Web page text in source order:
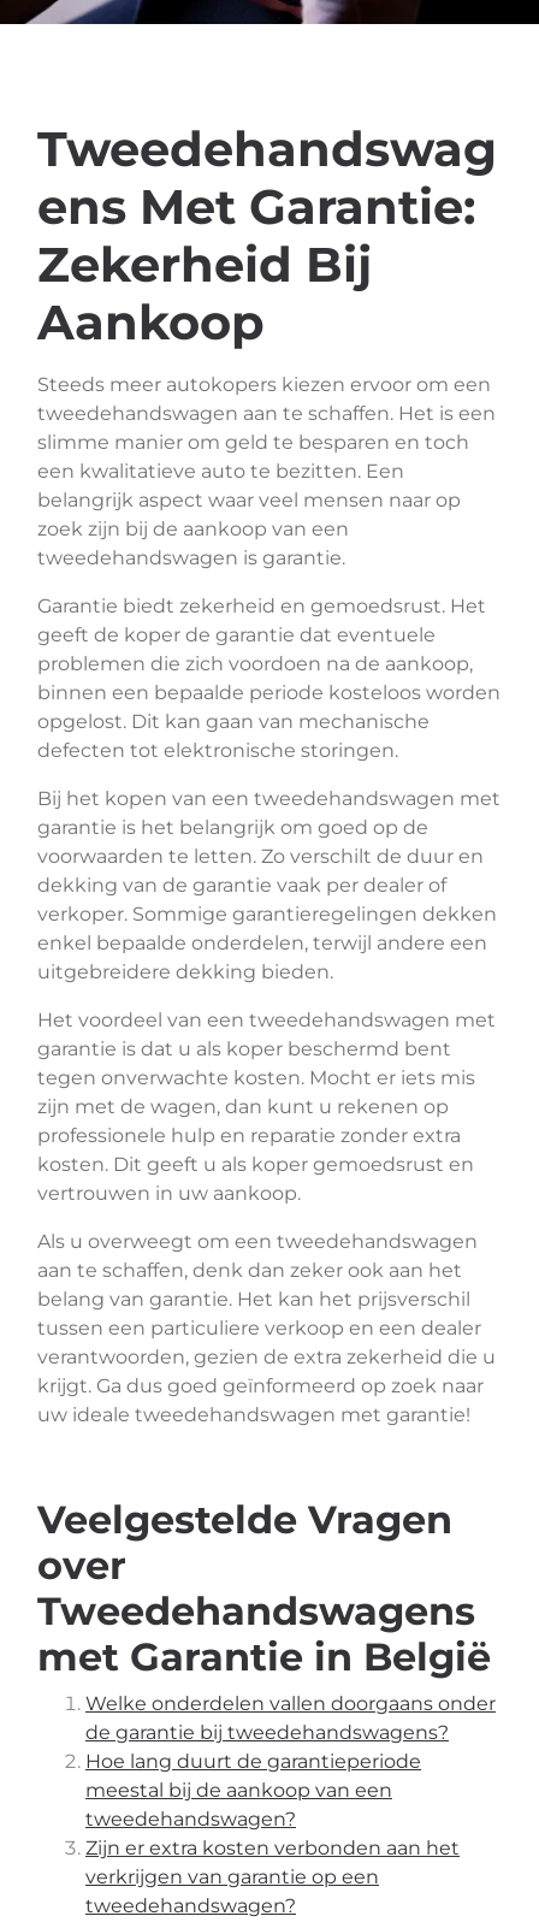
Tweedehandswag
ens Met Garantie:
Zekerheid Bij
Aankoop
Steeds meer autokopers kiezen ervoor om een
tweedehandswagen aan te schaffen. Het is een
slimme manier om geld te besparen en toch
een kwalitatieve auto te bezitten. Een
belangrijk aspect waar veel mensen naar op
zoek zijn bij de aankoop van een
tweedehandswagen is garantie.
Garantie biedt zekerheid en gemoedsrust. Het
geeft de koper de garantie dat eventuele
problemen die zich voordoen na de aankoop,
binnen een bepaalde periode kosteloos worden
opgelost. Dit kan gaan van mechanische
defecten tot elektronische storingen.
Bij het kopen van een tweedehandswagen met
garantie is het belangrijk om goed op de
voorwaarden te letten. Zo verschilt de duur en
dekking van de garantie vaak per dealer of
verkoper. Sommige garantieregelingen dekken
enkel bepaalde onderdelen, terwijl andere een
uitgebreidere dekking bieden.
Het voordeel van een tweedehandswagen met
garantie is dat u als koper beschermd bent
tegen onverwachte kosten. Mocht er iets mis
zijn met de wagen, dan kunt u rekenen op
professionele hulp en reparatie zonder extra
kosten. Dit geeft u als koper gemoedsrust en
vertrouwen in uw aankoop.
Als u overweegt om een tweedehandswagen
aan te schaffen, denk dan zeker ook aan het
belang van garantie. Het kan het prijsverschil
tussen een particuliere verkoop en een dealer
verantwoorden, gezien de extra zekerheid die u
krijgt. Ga dus goed geïnformeerd op zoek naar
uw ideale tweedehandswagen met garantie!
Veelgestelde Vragen
over
Tweedehandswagens
met Garantie in België
Welke onderdelen vallen doorgaans onder
de garantie bij tweedehandswagens?
Hoe lang duurt de garantieperiode
meestal bij de aankoop van een
tweedehandswagen?
Zijn er extra kosten verbonden aan het
verkrijgen van garantie op een
tweedehandswagen?